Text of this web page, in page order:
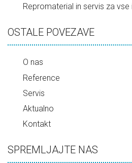
Repromaterial in servis za vse
OSTALE POVEZAVE
O nas
He never saw the dealer’s
gaming is the only way to
gambling. Experience
approach to virtual betting.
Reference
Servis
Aktualno
Kontakt
SPREMLJAJTE NAS